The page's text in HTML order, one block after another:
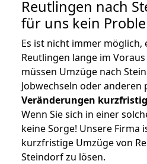
Reutlingen nach
für uns kein
Es ist nicht immer möglich,
Reutlingen lange im
müssen Umzüge nach
Jobwechseln oder anderen
Veränderungen
Wenn Sie sich in einer
keine Sorge! Unsere Firma
kurzfristige Umzüge von
Steindorf zu lösen.